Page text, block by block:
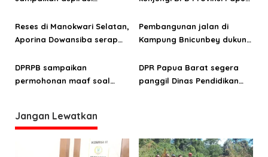
s
DPRP Papua Barat Aporina
Dowansiba
Reses di Manokwari Selatan,
Aporina Dowansiba serap
distrik
Pembangunan jalan di
Kampung Bnicunbey dukung
Pegunungan Arfak
DPRPB sampaikan
permohonan maaf soal
Papua Barat
DPR Papua Barat segera
panggil Dinas Pendidikan
Jangan Lewatkan